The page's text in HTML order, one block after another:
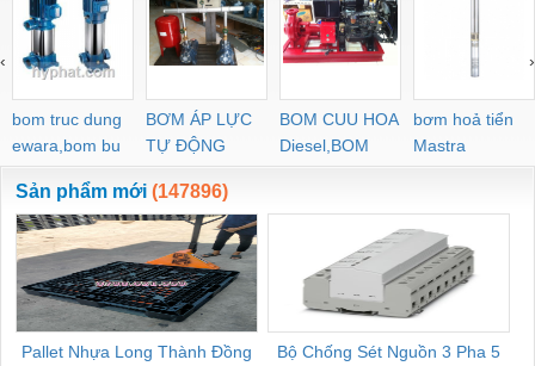
bom truc dung
ewara,bom bu
ewara
BƠM ÁP LỰC
TỰ ĐỘNG
BOM CUU HOA
Diesel,BOM
CHUA CHAY
bơm hoả tiển
Mastra
‹ ›
Sản phẩm mới (147896)
Pallet Nhựa Long Thành Đồng
Bộ Chống Sét Nguồn 3 Pha 5